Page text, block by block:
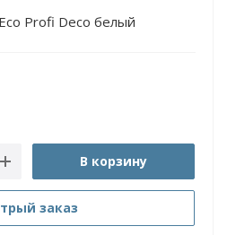
Profi Deco белый
В корзину
заказ